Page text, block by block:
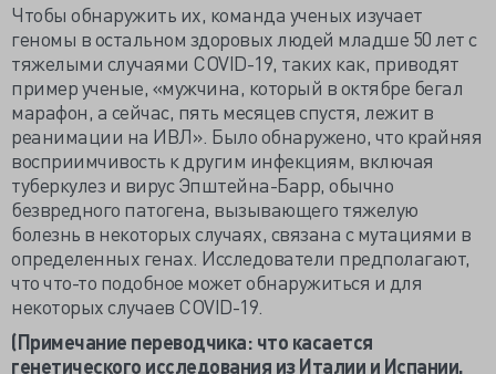
Чтобы обнаружить их, команда ученых изучает
геномы в остальном здоровых людей младше 50 лет с
тяжелыми случаями COVID-19, таких как, приводят
пример ученые, «мужчина, который в октябре бегал
марафон, а сейчас, пять месяцев спустя, лежит в
реанимации на ИВЛ». Было обнаружено, что крайняя
восприимчивость к другим инфекциям, включая
туберкулез и вирус Эпштейна-Барр, обычно
безвредного патогена, вызывающего тяжелую
болезнь в некоторых случаях, связана с мутациями в
определенных генах. Исследователи предполагают,
что что-то подобное может обнаружиться и для
некоторых случаев COVID-19.
(Примечание переводчика: что касается
генетического исследования из Италии и Испании,